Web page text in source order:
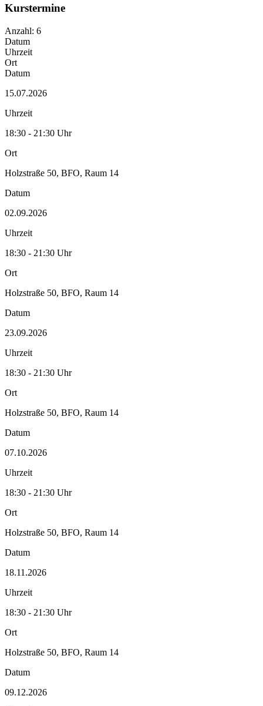
Kurstermine
Anzahl: 6
Datum
Uhrzeit
Ort
Datum
15.07.2026
Uhrzeit
18:30 - 21:30 Uhr
Ort
Holzstraße 50, BFO, Raum 14
Datum
02.09.2026
Uhrzeit
18:30 - 21:30 Uhr
Ort
Holzstraße 50, BFO, Raum 14
Datum
23.09.2026
Uhrzeit
18:30 - 21:30 Uhr
Ort
Holzstraße 50, BFO, Raum 14
Datum
07.10.2026
Uhrzeit
18:30 - 21:30 Uhr
Ort
Holzstraße 50, BFO, Raum 14
Datum
18.11.2026
Uhrzeit
18:30 - 21:30 Uhr
Ort
Holzstraße 50, BFO, Raum 14
Datum
09.12.2026